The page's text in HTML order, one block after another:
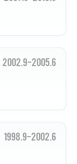
2002.9-2005.6
1998.9-2002.6